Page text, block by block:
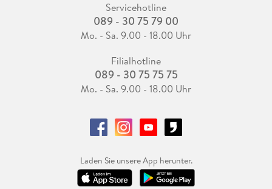
Servicehotline
089 - 30 75 79 00
Mo. - Sa. 9.00 - 18.00 Uhr
Filialhotline
089 - 30 75 75 75
Mo. - Sa. 9.00 - 18.00 Uhr
Laden Sie unsere App herunter.